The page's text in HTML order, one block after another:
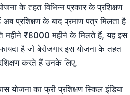
के तहत विभिन्न प्रकार के प्रशिक्षण
प्रशिक्षण के बाद प्रमाण पत्र मिलता है
महीने ₹8000 महीने के मिलते हैं, यह इस
है जो बेरोजगार इस योजना के तहत
करते हैं उनके लिए,
योजना का फ्री प्रशिक्षण स्किल इंडिया